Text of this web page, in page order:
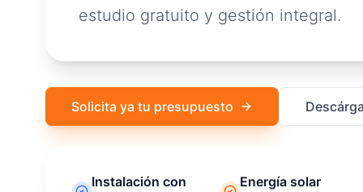
estudio gratuito y gestión integral.
Solicita ya tu presupuesto
Instalación con
Energía solar